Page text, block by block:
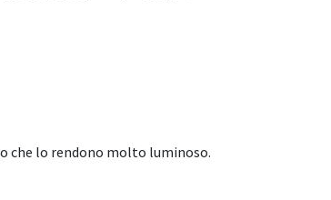
che lo rendono molto luminoso.